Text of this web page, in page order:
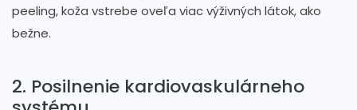
peeling, koža vstrebe oveľa viac výživných látok, ako
bežne.
2. Posilnenie kardiovaskulárneho